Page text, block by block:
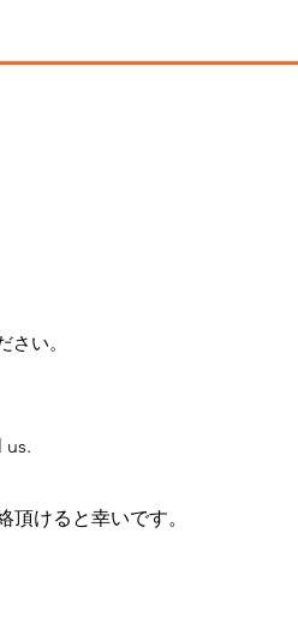
い。
us.
けると幸いです。